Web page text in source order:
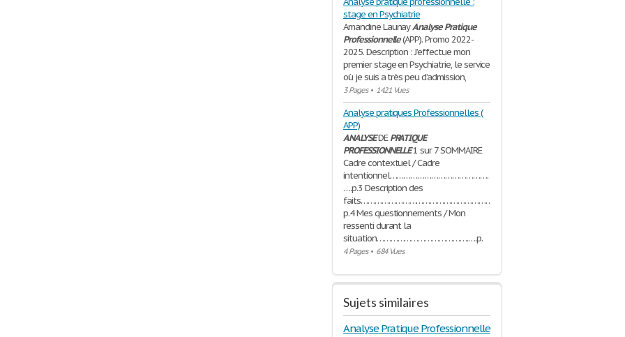
stage en Psychiatrie
Amandine LaunayAnalyse Pratique
Professionnelle(APP). Promo 2022-
2025. Description : J’effectue mon
premier stage en Psychiatrie, le service
où je suis a très peu d’admission,
3 Pages• 1421 Vues
Analyse pratiques Professionnelles (
APP)
ANALYSEDEPRATIQUE
PROFESSIONNELLE1 sur 7 SOMMAIRE
Cadre contextuel / Cadre
intentionnel……………………………………………………
….p.3 Description des
faits……………………………………………………………………………
p.4 Mes questionnements / Mon
ressenti durant la
situation………………………………….….p.
4 Pages• 684 Vues
Sujets similaires
Analyse Pratique Professionnelle